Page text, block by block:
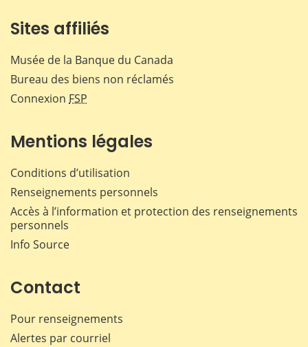
Sites affiliés
Musée de la Banque du Canada
Bureau des biens non réclamés
Connexion FSP
Mentions légales
Conditions d’utilisation
Renseignements personnels
Accès à l’information et protection des renseignements
personnels
Info Source
Contact
Pour renseignements
Alertes par courriel